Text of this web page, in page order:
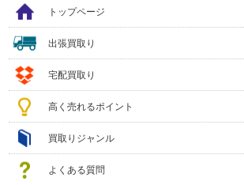
トップページ
出張買取り
宅配買取り
高く売れるポイント
買取りジャンル
よくある質問